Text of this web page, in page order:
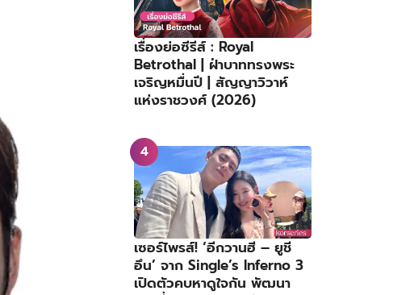
เรื่องย่อซีรีส์ : Royal
Betrothal | ฝ่าบาททรงพระ
เจริญหมื่นปี | สัญญาวิวาห์
แห่งราชวงศ์ (2026)
เซอร์ไพรส์! ‘อีกวานฮี – ยูชี
อึน’ จาก Single’s Inferno 3
เปิดตัวคบหาดูใจกัน พัฒนา